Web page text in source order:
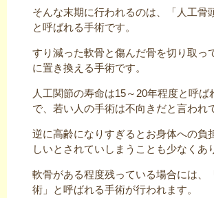
そんな末期に行われるのは、「人工骨
と呼ばれる手術です。
すり減った軟骨と傷んだ骨を切り取っ
に置き換える手術です。
人工関節の寿命は15～20年程度と呼ば
で、若い人の手術は不向きだと言われ
逆に高齢になりすぎるとお身体への負
しいとされていしまうことも少なくあ
軟骨がある程度残っている場合には、
術」と呼ばれる手術が行われます。